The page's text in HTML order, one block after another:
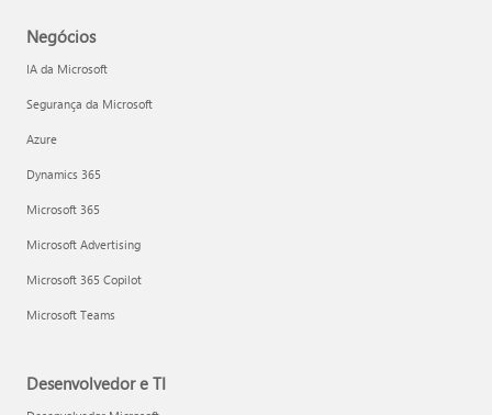
Negócios
IA da Microsoft
Segurança da Microsoft
Azure
Dynamics 365
Microsoft 365
Microsoft Advertising
Microsoft 365 Copilot
Microsoft Teams
Desenvolvedor e TI